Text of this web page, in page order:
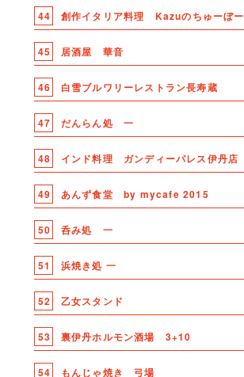
44 創作イタリア料理 Kazuのちゅーぼー
45 居酒屋 華音
46 白雪ブルワリーレストラン長寿蔵
47 だんらん処 一
48 インド料理 ガンディーパレス伊丹店
49 あんず食堂 by mycafe 2015
50 呑み処 一
51 浜焼き処 一
52 乙女スタンド
53 裏伊丹ホルモン酒場 3+10
54 もんじゃ焼き 弓場